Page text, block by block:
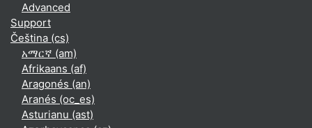
Advanced
Support
Čeština ‎(cs)‎
አማርኛ ‎(am)‎
Afrikaans ‎(af)‎
Aragonés ‎(an)‎
Aranés ‎(oc_es)‎
Asturianu ‎(ast)‎